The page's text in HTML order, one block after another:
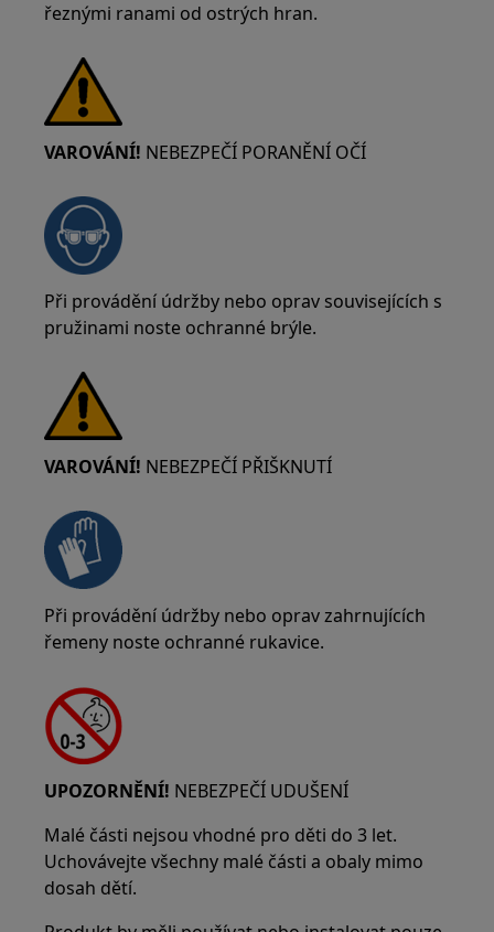
řeznými ranami od ostrých hran.
VAROVÁNÍ! NEBEZPEČÍ PORANĚNÍ OČÍ
Při provádění údržby nebo oprav souvisejících s
pružinami noste ochranné brýle.
VAROVÁNÍ! NEBEZPEČÍ PŘIŠKNUTÍ
Při provádění údržby nebo oprav zahrnujících
řemeny noste ochranné rukavice.
UPOZORNĚNÍ! NEBEZPEČÍ UDUŠENÍ
Malé části nejsou vhodné pro děti do 3 let.
Uchovávejte všechny malé části a obaly mimo
dosah dětí.